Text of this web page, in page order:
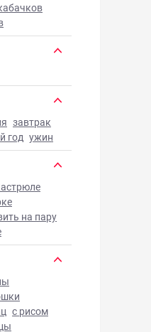
завтрак
год ужин
на пару
с рисом